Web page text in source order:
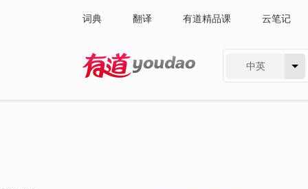
词典 翻译 有道精品课 云笔记
中英